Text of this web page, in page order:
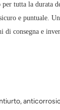
per tutta la durata
e puntuale.
di consegna e